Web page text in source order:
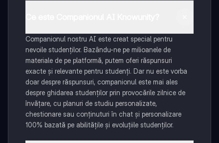
Companionul nostru AI este creat special pentru
nevoile studenților. Bazându-ne pe milioanele de
materiale de pe platformă, putem oferi răspunsuri
exacte și relevante pentru studenți. Dar nu este vorba
doar despre răspunsuri, companionul este mai ales
despre ghidarea studenților prin provocările zilnice de
învățare, cu planuri de studiu personalizate,
chestionare sau conținuturi în chat și personalizare
100% bazată pe abilitățile și evoluțiile studenților.